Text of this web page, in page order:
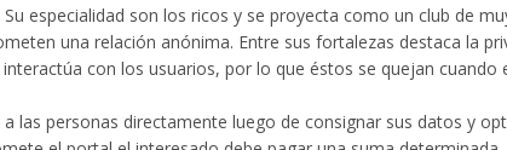
especialidad son los ricos y se proyecta como un club de
una relación anónima. Entre sus fortalezas destaca la
con los usuarios, por lo que éstos se quejan cuando
las personas directamente luego de consignar sus datos y